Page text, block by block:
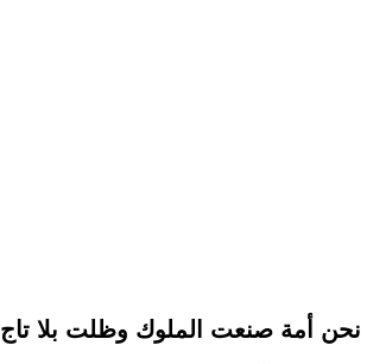
نحن أمة صنعت الملوك وظلت بلا تاج